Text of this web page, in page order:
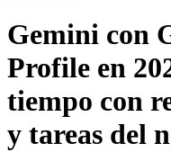
Gemini con
Profile en
tiempo con
y tareas del